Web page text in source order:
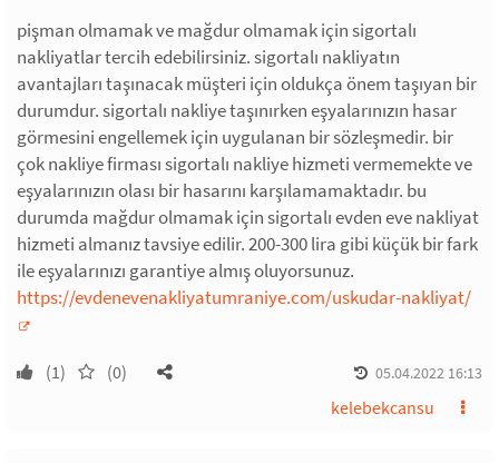
pişman olmamak ve mağdur olmamak için sigortalı
nakliyatlar tercih edebilirsiniz. sigortalı nakliyatın
avantajları taşınacak müşteri için oldukça önem taşıyan bir
durumdur. sigortalı nakliye taşınırken eşyalarınızın hasar
görmesini engellemek için uygulanan bir sözleşmedir. bir
çok nakliye firması sigortalı nakliye hizmeti vermemekte ve
eşyalarınızın olası bir hasarını karşılamamaktadır. bu
durumda mağdur olmamak için sigortalı evden eve nakliyat
hizmeti almanız tavsiye edilir. 200-300 lira gibi küçük bir fark
ile eşyalarınızı garantiye almış oluyorsunuz.
https://evdenevenakliyatumraniye.com/uskudar-nakliyat/
(1) (0) 05.04.2022 16:13
kelebekcansu